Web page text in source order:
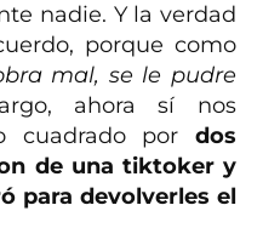
nadie. Y la verdad
porque como
mal, se le pudre
ahora sí nos
cuadrado por dos
de una tiktoker y
para devolverles el